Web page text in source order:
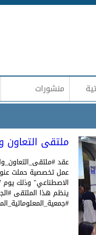
Jump to navigation
منشورات
ملتقى التعاون
عقد
عمل تخصصية حملت
ينظم هذا الملتقى